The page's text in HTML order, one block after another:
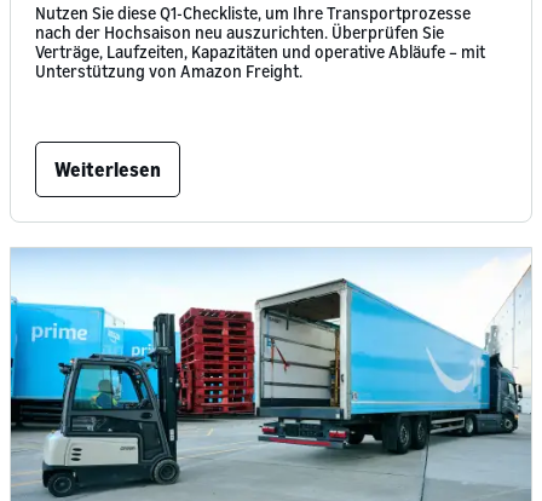
Nutzen Sie diese Q1-Checkliste, um Ihre Transportprozesse
nach der Hochsaison neu auszurichten. Überprüfen Sie
Verträge, Laufzeiten, Kapazitäten und operative Abläufe – mit
Unterstützung von Amazon Freight.
Weiterlesen